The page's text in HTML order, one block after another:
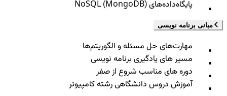
پایگاه‌داده‌های NoSQL (MongoDB)
مبانی برنامه نویسی
مهارت‌های حل مسئله و الگوریتم‌ها
مسیر های یادگیری برنامه نویسی
دوره های مناسب شروع از صفر
آموزش دروس دانشگاهی رشته کامپیوتر